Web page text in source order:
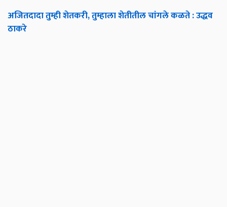
अजितदादा तुम्ही शेतकरी, तुम्हाला शेतीतील चांगले कळते : उद्धव
ठाकरे